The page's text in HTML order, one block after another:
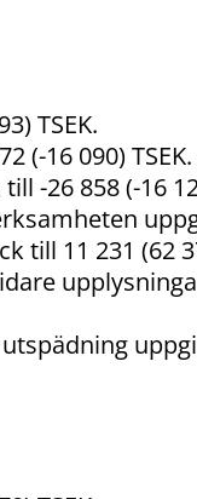
TSEK.
(-16 090) TSEK.
-26 858 (-16
till 11 231 (62